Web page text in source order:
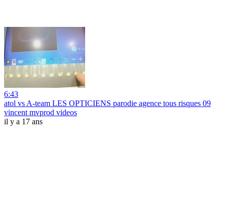
6:43
atol vs A-team LES OPTICIENS parodie agence tous risques 09
vincent mvprod videos
il y a 17 ans